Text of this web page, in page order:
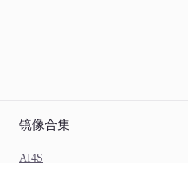
镜像合集
AI4S